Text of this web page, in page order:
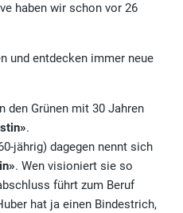
haben wir schon vor 26
und entdecken immer neue
den Grünen mit 30 Jahren
.
jährig) dagegen nennt sich
. Wen visioniert sie so
führt zum Beruf
hat ja einen Bindestrich,